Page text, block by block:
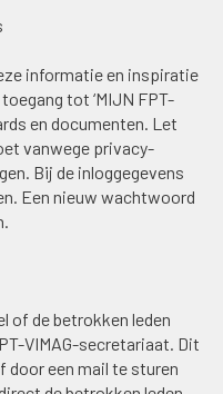
informatie en inspiratie
tot ‘MIJN FPT-
en documenten. Let
vanwege privacy-
Bij de inloggegevens
Een nieuw wachtwoord
of de betrokken leden
VIMAG-secretariaat. Dit
door een mail te sturen